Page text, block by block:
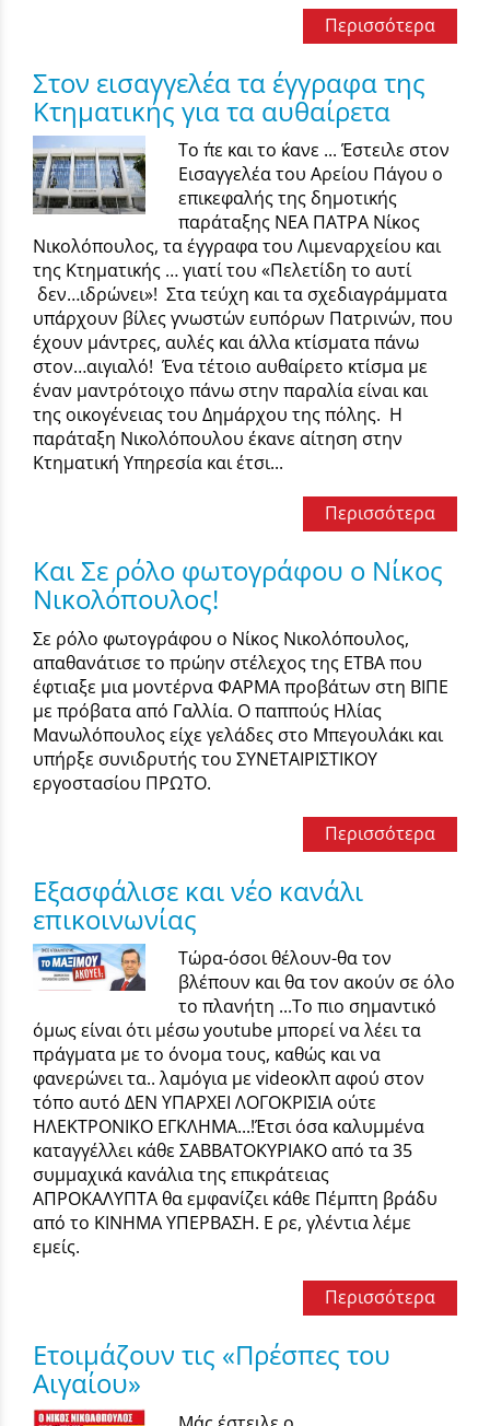
Περισσότερα
Στον εισαγγελέα τα έγγραφα της
Κτηματικής για τα αυθαίρετα
Το ΄πε και το ΄κανε ... Έστειλε στον
Εισαγγελέα του Αρείου Πάγου ο
επικεφαλής της δημοτικής
παράταξης ΝΕΑ ΠΑΤΡΑ Νίκος
Νικολόπουλος, τα έγγραφα του Λιμεναρχείου και
της Κτηματικής … γιατί του «Πελετίδη το αυτί
δεν…ιδρώνει»! Στα τεύχη και τα σχεδιαγράμματα
υπάρχουν βίλες γνωστών ευπόρων Πατρινών, που
έχουν μάντρες, αυλές και άλλα κτίσματα πάνω
στον…αιγιαλό! Ένα τέτοιο αυθαίρετο κτίσμα με
έναν μαντρότοιχο πάνω στην παραλία είναι και
της οικογένειας του Δημάρχου της πόλης. Η
παράταξη Νικολόπουλου έκανε αίτηση στην
Κτηματική Υπηρεσία και έτσι...
Περισσότερα
Και Σε ρόλο φωτογράφου ο Νίκος
Νικολόπουλος!
Σε ρόλο φωτογράφου ο Νίκος Νικολόπουλος,
απαθανάτισε το πρώην στέλεχος της ΕΤΒΑ που
έφτιαξε μια μοντέρνα ΦΑΡΜΑ προβάτων στη ΒΙΠΕ
με πρόβατα από Γαλλία. O παππούς Ηλίας
Μανωλόπουλος είχε γελάδες στο Μπεγουλάκι και
υπήρξε συνιδρυτής του ΣΥΝΕΤΑΙΡΙΣΤΙΚΟΥ
εργοστασίου ΠΡΩΤΟ.
Περισσότερα
Εξασφάλισε και νέο κανάλι
επικοινωνίας
Τώρα-όσοι θέλουν-θα τον
βλέπουν και θα τον ακούν σε όλο
το πλανήτη ...Το πιο σημαντικό
όμως είναι ότι μέσω yουtube μπορεί να λέει τα
πράγματα με το όνομα τους, καθώς και να
φανερώνει τα.. λαμόγια με videoκλπ αφού στον
τόπο αυτό ΔΕΝ ΥΠΑΡΧΕΙ ΛΟΓΟΚΡΙΣΙΑ ούτε
ΗΛΕΚΤΡΟΝΙΚΟ ΕΓΚΛΗΜΑ...!Έτσι όσα καλυμμένα
καταγγέλλει κάθε ΣΑΒΒΑΤΟΚΥΡΙΑΚΟ από τα 35
συμμαχικά κανάλια της επικράτειας
ΑΠΡΟΚΑΛΥΠΤΑ θα εμφανίζει κάθε Πέμπτη βράδυ
από το ΚΙΝΗΜΑ ΥΠΕΡΒΑΣΗ. Ε ρε, γλέντια λέμε
εμείς.
Περισσότερα
Ετοιμάζουν τις «Πρέσπες του
Αιγαίου»